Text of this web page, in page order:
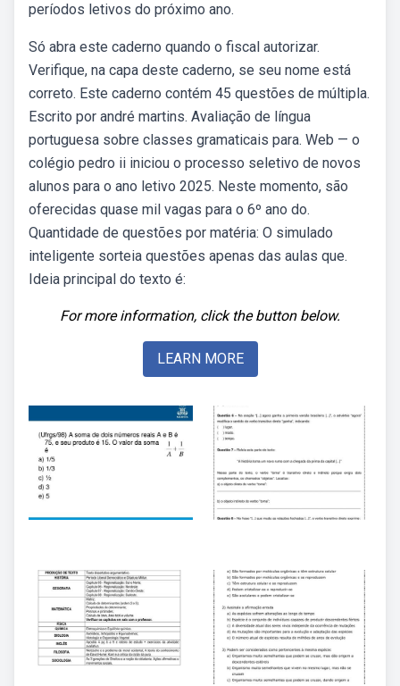
períodos letivos do próximo ano.
Só abra este caderno quando o fiscal autorizar.
Verifique, na capa deste caderno, se seu nome está
correto. Este caderno contém 45 questões de múltipla.
Escrito por andré martins. Avaliação de língua
portuguesa sobre classes gramaticais para. Web — o
colégio pedro ii iniciou o processo seletivo de novos
alunos para o ano letivo 2025. Neste momento, são
oferecidas quase mil vagas para o 6º ano do.
Quantidade de questões por matéria: O simulado
inteligente sorteia questões apenas das aulas que.
Ideia principal do texto é:
For more information, click the button below.
LEARN MORE